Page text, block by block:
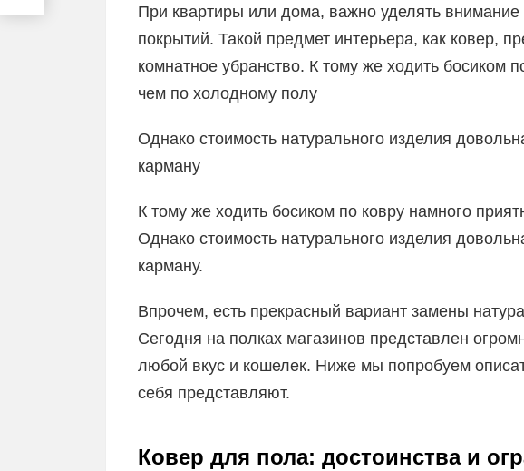
При квартиры или дома, важно уделять внимание
покрытий. Такой предмет интерьера, как ковер,
комнатное убранство. К тому же ходить босиком
чем по холодному полу
Однако стоимость натурального изделия
карману
К тому же ходить босиком по ковру намного
Однако стоимость натурального изделия
карману.
Впрочем, есть прекрасный вариант замены
Сегодня на полках магазинов представлен
любой вкус и кошелек. Ниже мы попробуем
себя представляют.
Ковер для пола: достоинства и